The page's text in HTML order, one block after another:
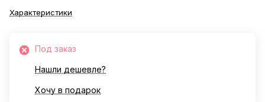
Характеристики
Под заказ
Нашли дешевле?
Хочу в подарок